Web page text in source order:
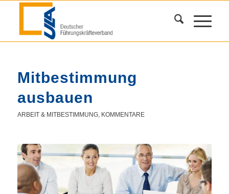
Mitbestimmung
ausbauen
ARBEIT & MITBESTIMMUNG, KOMMENTARE